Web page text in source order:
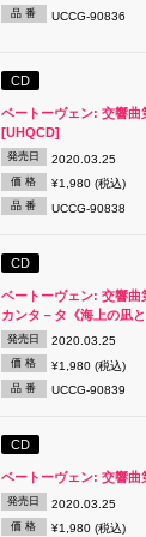
品 番 UCCG-90836
CD
ベートーヴェン: 交響曲
[UHQCD]
発売日 2020.03.25
価 格 ¥1,980 (税込)
品 番 UCCG-90838
CD
ベートーヴェン: 交響曲
カンタ－タ《海上の凪
発売日 2020.03.25
価 格 ¥1,980 (税込)
品 番 UCCG-90839
CD
ベートーヴェン: 交響
発売日 2020.03.25
価 格 ¥1,980 (税込)